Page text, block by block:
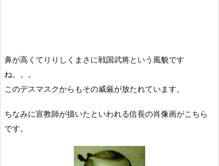
に体験した「人」なんだなぁぁと、なぜか妙に身近に感じ
てしまう・・・のは私だけでしょうか？
このような形で５００年を経た現代人にも自身の顔で毅然
とメッセージを送り、影響を与える人物って・・
なんかすごすぎて圧倒されてしまいました(*ﾟ▽ﾟ*)
信長公に感謝の念を送るとともに、この記事が少しでも読